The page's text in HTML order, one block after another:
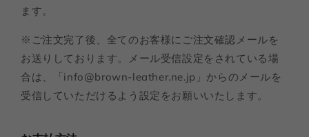
ます。
※ご注文完了後、全てのお客様にご注文確認メールを
お送りしております。メール受信設定をされている場
合は、「info@brown-leather.ne.jp」からのメールを
受信していただけるよう設定をお願いいたします。